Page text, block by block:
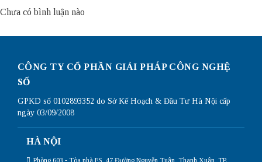
Chưa có bình luận nào
CÔNG TY CỔ PHẦN GIẢI PHÁP CÔNG NGHỆ
SỐ
GPKD số 0102893352 do Sở Kế Hoạch & Đầu Tư Hà Nội cấp
ngày 03/09/2008
HÀ NỘI